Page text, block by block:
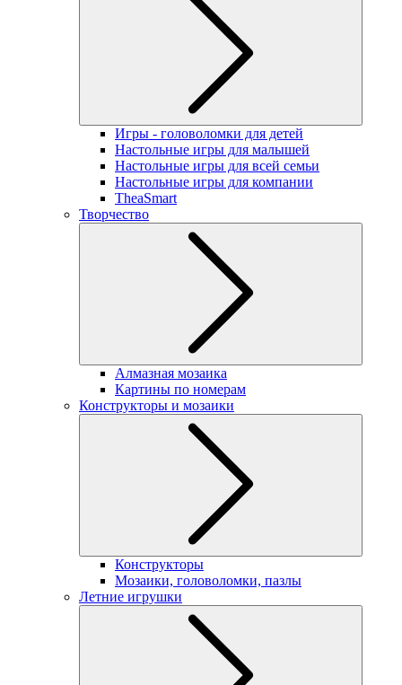
Игры - головоломки для детей
Настольные игры для малышей
Настольные игры для всей семьи
Настольные игры для компании
TheaSmart
Творчество
Алмазная мозаика
Картины по номерам
Конструкторы и мозаики
Конструкторы
Мозаики, головоломки, пазлы
Летние игрушки